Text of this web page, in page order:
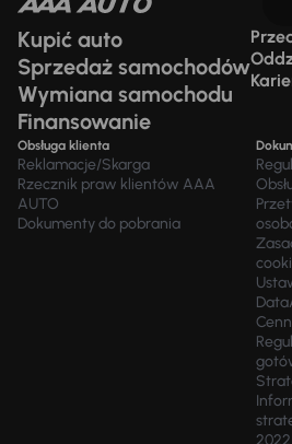
Kupić auto
Sprzedaż samochodów
Wymiana samochodu
Finansowanie
Obsługa klienta
Reklamacje/Skarga
Rzecznik praw klientów AAA
AUTO
Dokumenty do pobrania
2022